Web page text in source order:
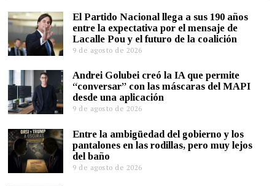
El Partido Nacional llega a sus 190 años
entre la expectativa por el mensaje de
Lacalle Pou y el futuro de la coalición
9 de agosto de 2026
Andrei Golubei creó la IA que permite
“conversar” con las máscaras del MAPI
desde una aplicación
9 de agosto de 2026
Entre la ambigüedad del gobierno y los
pantalones en las rodillas, pero muy lejos
del baño
9 de agosto de 2026